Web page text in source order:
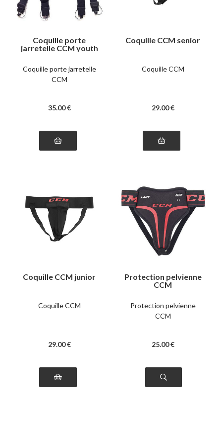
Coquille porte
jarretelle CCM youth
Coquille porte jarretelle
CCM
35.00 €
Coquille CCM senior
Coquille CCM
29.00 €
Coquille CCM junior
Coquille CCM
29.00 €
Protection pelvienne
CCM
Protection pelvienne
CCM
25.00 €